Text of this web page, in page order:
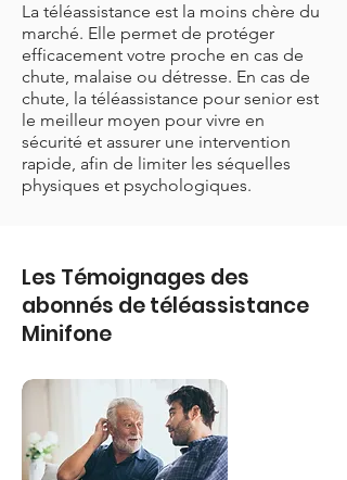
La téléassistance est la moins chère du
marché. Elle permet de protéger
efficacement votre proche en cas de
chute, malaise ou détresse. En cas de
chute, la téléassistance pour senior est
le meilleur moyen pour vivre en
sécurité et assurer une intervention
rapide, afin de limiter les séquelles
physiques et psychologiques.
Les Témoignages des
abonnés de téléassistance
Minifone